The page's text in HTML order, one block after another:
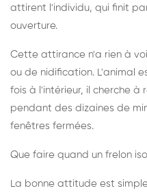
attirent l'individu, qui finit
ouverture.
Cette attirance n'a rien à
ou de nidification. L'animal
fois à l'intérieur, il cherche à
pendant des dizaines de
fenêtres fermées.
Que faire quand un frelon
La bonne attitude est